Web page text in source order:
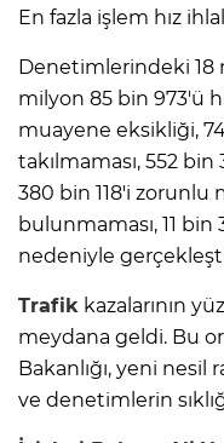
En fazla işlem hız
Denetimlerindeki 18
milyon 85 bin 973'ü
muayene eksikliği,
takılmaması, 552 bin
380 bin 118'i zorunlu
bulunmaması, 11 bin
nedeniyle
Trafik kazalarının
meydana geldi. Bu
Bakanlığı, yeni nesil
ve denetimlerin